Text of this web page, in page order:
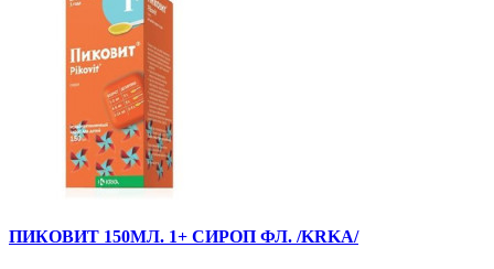
ПИКОВИТ 150МЛ. 1+ СИРОП ФЛ. /KRKA/